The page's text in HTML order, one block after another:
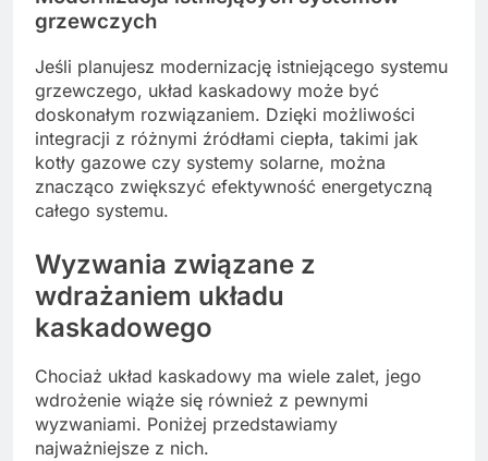
grzewczych
Jeśli planujesz modernizację istniejącego systemu
grzewczego, układ kaskadowy może być
doskonałym rozwiązaniem. Dzięki możliwości
integracji z różnymi źródłami ciepła, takimi jak
kotły gazowe czy systemy solarne, można
znacząco zwiększyć efektywność energetyczną
całego systemu.
Wyzwania związane z
wdrażaniem układu
kaskadowego
Chociaż układ kaskadowy ma wiele zalet, jego
wdrożenie wiąże się również z pewnymi
wyzwaniami. Poniżej przedstawiamy
najważniejsze z nich.